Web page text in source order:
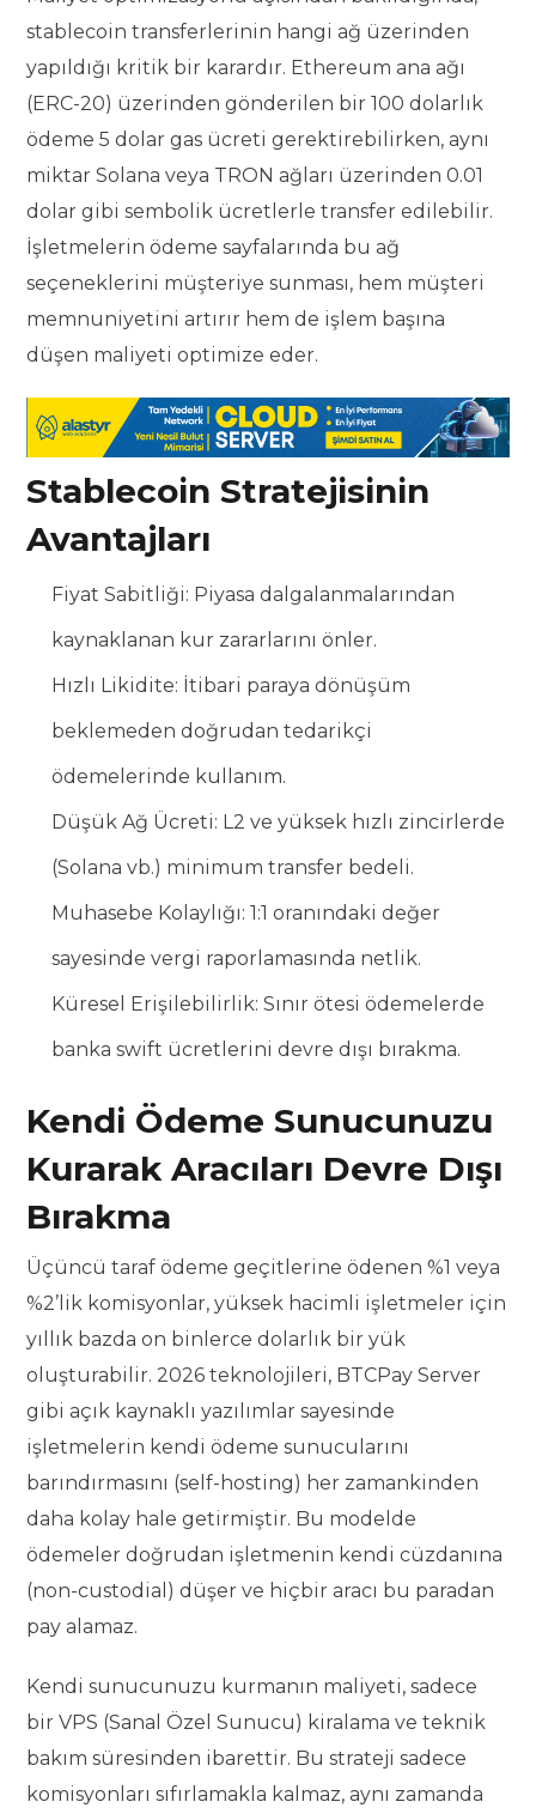
stablecoin transferlerinin hangi ağ üzerinden
yapıldığı kritik bir karardır. Ethereum ana ağı
(ERC-20) üzerinden gönderilen bir 100 dolarlık
ödeme 5 dolar gas ücreti gerektirebilirken, aynı
miktar Solana veya TRON ağları üzerinden 0.01
dolar gibi sembolik ücretlerle transfer edilebilir.
İşletmelerin ödeme sayfalarında bu ağ
seçeneklerini müşteriye sunması, hem müşteri
memnuniyetini artırır hem de işlem başına
düşen maliyeti optimize eder.
Stablecoin Stratejisinin
Avantajları
Fiyat Sabitliği: Piyasa dalgalanmalarından
kaynaklanan kur zararlarını önler.
Hızlı Likidite: İtibari paraya dönüşüm
beklemeden doğrudan tedarikçi
ödemelerinde kullanım.
Düşük Ağ Ücreti: L2 ve yüksek hızlı zincirlerde
(Solana vb.) minimum transfer bedeli.
Muhasebe Kolaylığı: 1:1 oranındaki değer
sayesinde vergi raporlamasında netlik.
Küresel Erişilebilirlik: Sınır ötesi ödemelerde
banka swift ücretlerini devre dışı bırakma.
Kendi Ödeme Sunucunuzu
Kurarak Aracıları Devre Dışı
Bırakma
Üçüncü taraf ödeme geçitlerine ödenen %1 veya
%2’lik komisyonlar, yüksek hacimli işletmeler için
yıllık bazda on binlerce dolarlık bir yük
oluşturabilir. 2026 teknolojileri, BTCPay Server
gibi açık kaynaklı yazılımlar sayesinde
işletmelerin kendi ödeme sunucularını
barındırmasını (self-hosting) her zamankinden
daha kolay hale getirmiştir. Bu modelde
ödemeler doğrudan işletmenin kendi cüzdanına
(non-custodial) düşer ve hiçbir aracı bu paradan
pay alamaz.
Kendi sunucunuzu kurmanın maliyeti, sadece
bir VPS (Sanal Özel Sunucu) kiralama ve teknik
bakım süresinden ibarettir. Bu strateji sadece
komisyonları sıfırlamakla kalmaz, aynı zamanda